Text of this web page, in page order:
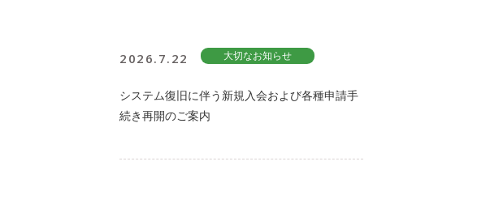
2026.7.22 大切なお知らせ
システム復旧に伴う新規入会および各種申請手
続き再開のご案内